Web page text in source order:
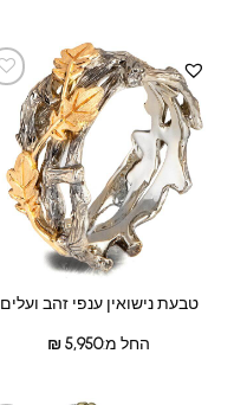
טבעת נישואין ענפי זהב ועלים
החל מ: ₪5,950